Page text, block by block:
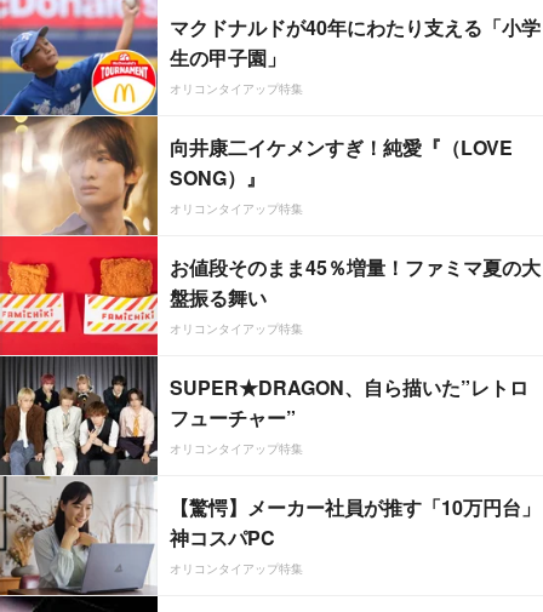
マクドナルドが40年にわたり支える「小学
生の甲子園」
オリコンタイアップ特集
向井康二イケメンすぎ！純愛『（LOVE
SONG）』
オリコンタイアップ特集
お値段そのまま45％増量！ファミマ夏の大
盤振る舞い
オリコンタイアップ特集
SUPER★DRAGON、自ら描いた”レトロ
フューチャー”
オリコンタイアップ特集
【驚愕】メーカー社員が推す「10万円台」
神コスパPC
オリコンタイアップ特集